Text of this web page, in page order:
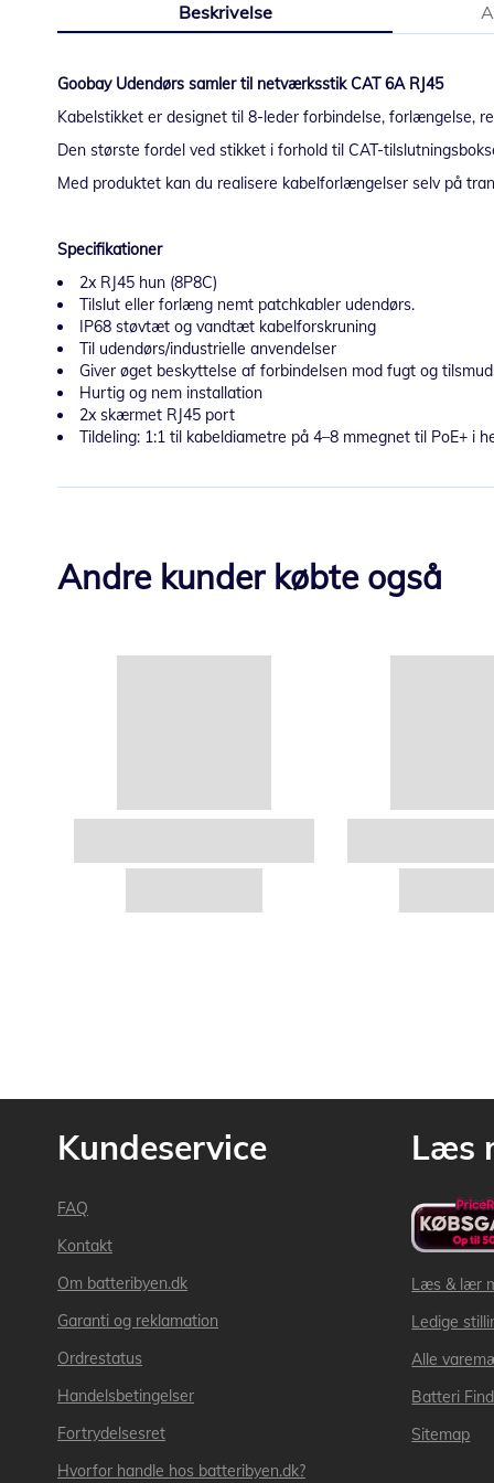
af
Beskrivelse
Goobay Udendørs samler til netværksstik CAT 6A RJ45
Kabelstikket er designet til 8-leder forbindelse, forlængelse,
Den største fordel ved stikket i forhold til CAT-
Med produktet kan du realisere kabelforlængelser selv på
Specifikationer
2x RJ45 hun (8P8C)
Tilslut eller forlæng nemt patchkabler udendørs.
IP68 støvtæt og vandtæt kabelforskruning
Til udendørs/industrielle anvendelser
Giver øget beskyttelse af forbindelsen mod fugt og
Hurtig og nem installation
2x skærmet RJ45 port
Tildeling: 1:1 til kabeldiametre på 4–8 mmegnet til PoE+ i
Andre kunder købte også
Kundeservice
FAQ
Kontakt
Om batteribyen.dk
Garanti og reklamation
Ordrestatus
Handelsbetingelser
Fortrydelsesret
Hvorfor handle hos batteribyen.dk?
Læs
Læs & lær
Ledige
Alle
Batteri
Sitemap